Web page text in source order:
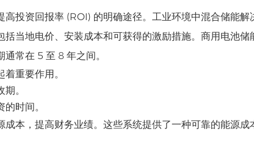
投资回报率 (ROI) 的明确途径。工业环境中混合储能
当地电价、安装成本和可获得的激励措施。商用电池
常在 5 至 8 年之间。
重要作用。
。
时间。
本，提高财务业绩。这些系统提供了一种可靠的能源成